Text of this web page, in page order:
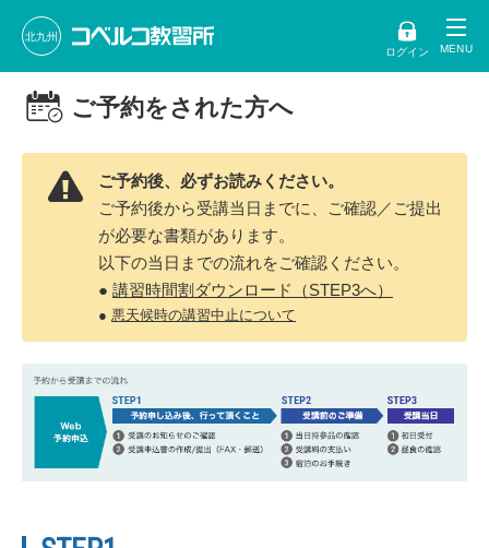
北九州
ログイン
ご予約をされた方へ
ご予約後、必ずお読みください。
ご予約後から受講当日までに、ご確認／ご提出
が必要な書類があります。
以下の当日までの流れをご確認ください。
● 講習時間割ダウンロード（STEP3へ）
● 悪天候時の講習中止について